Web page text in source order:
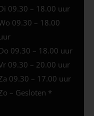
09.30 – 18.00 uur
09.30 – 18.00
09.30 – 18.00 uur
09.30 – 20.00 uur
09.30 – 17.00 uur
– Gesloten *